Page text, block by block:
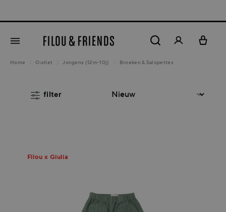
Home Outlet Jongens (12m-10j) Broeken & Salopettes
filter
Filou x Giulia